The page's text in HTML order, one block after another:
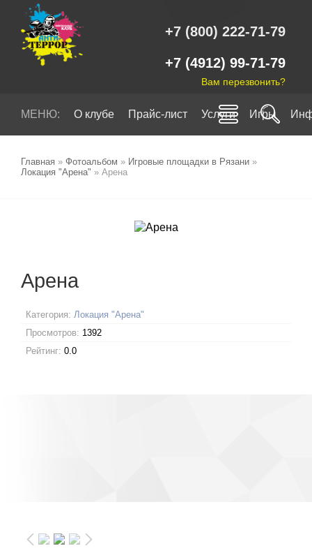
+7 (800) 222-71-79
+7 (4912) 99-71-79
Вам перезвонить?
МЕНЮ: О клубе Прайс-лист Услуги Игры
Главная » Фотоальбом » Игровые площадки в Рязани »
Локация "Арена" » Арена
Арена
Категория: Локация "Арена"
Просмотров: 1392
Рейтинг: 0.0